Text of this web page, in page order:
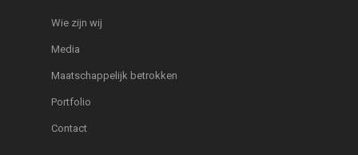
Wie zijn wij
Media
Maatschappelijk betrokken
Portfolio
Contact